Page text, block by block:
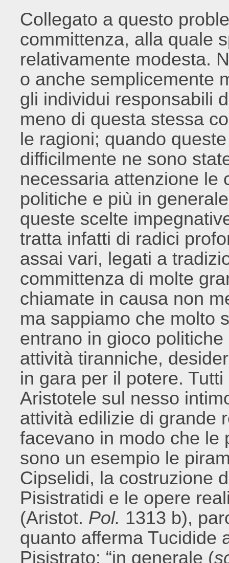
Collegato a questo
committenza, alla quale
relativamente modesta.
o anche semplicemente
gli individui responsabili
meno di questa stessa
le ragioni; quando
difficilmente ne sono
necessaria attenzione le
politiche e più in
queste scelte
tratta infatti di radici
assai vari, legati a
committenza di molte
chiamate in causa non
ma sappiamo che molto
entrano in gioco
attività tiranniche,
in gara per il potere.
Aristotele sul nesso
attività edilizie di grande
facevano in modo che le
sono un esempio le
Cipselidi, la costruzione
Pisistratidi e le opere
(Aristot. Pol. 1313 b),
quanto afferma Tucidide
Pisistrato: “in generale (